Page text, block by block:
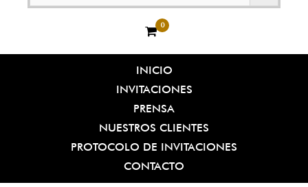
0
INICIO
INVITACIONES
PRENSA
NUESTROS CLIENTES
PROTOCOLO DE INVITACIONES
CONTACTO